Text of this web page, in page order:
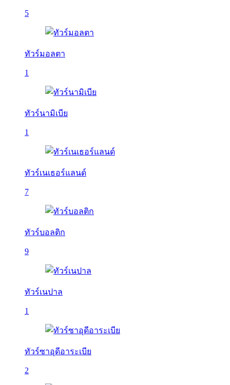
5
ทัวร์มอลตา
1
ทัวร์นามิเบีย
1
ทัวร์เนเธอร์แลนด์
7
ทัวร์บอลติก
9
ทัวร์เนปาล
1
ทัวร์ซาอุดีอาระเบีย
2